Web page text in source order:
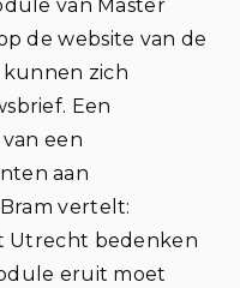
van Master
de website van de
kunnen zich
Een
een
aan
vertelt:
Utrecht bedenken
eruit moet